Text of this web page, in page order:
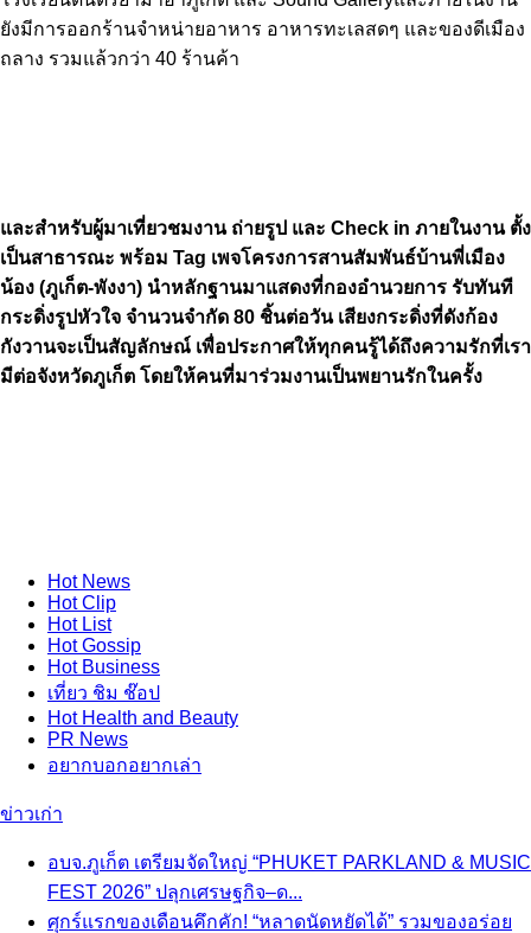
ยังมีการออกร้านจำหน่ายอาหาร อาหารทะเลสดๆ และของดีเมือง
ถลาง รวมแล้วกว่า 40 ร้านค้า
และสำหรับผู้มาเที่ยวชมงาน ถ่ายรูป และ Check in ภายในงาน ตั้ง
เป็นสาธารณะ พร้อม Tag เพจโครงการสานสัมพันธ์บ้านพี่เมือง
น้อง (ภูเก็ต-พังงา) นำหลักฐานมาแสดงที่กองอำนวยการ รับทันที
กระดิ่งรูปหัวใจ จำนวนจำกัด 80 ชิ้นต่อวัน เสียงกระดิ่งที่ดังก้อง
กังวานจะเป็นสัญลักษณ์ เพื่อประกาศให้ทุกคนรู้ได้ถึงความรักที่เรา
มีต่อจังหวัดภูเก็ต โดยให้คนที่มาร่วมงานเป็นพยานรักในครั้ง
HotNews
HotClip
HotList
HotGossip
HotBusiness
เที่ยว ชิม ช๊อป
HotHealth and Beauty
PR News
อยากบอกอยากเล่า
ข่าวเก่า
อบจ.ภูเก็ต เตรียมจัดใหญ่ “PHUKET PARKLAND & MUSIC
FEST 2026” ปลุกเศรษฐกิจ–ด...
ศุกร์แรกของเดือนคึกคัก! “หลาดนัดหยัดได้” รวมของอร่อย